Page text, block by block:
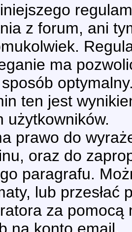
z forum, ani
ma
ten jest
użytkowników.
prawo do
oraz do
paragrafu.
lub przesłać
za pomocą